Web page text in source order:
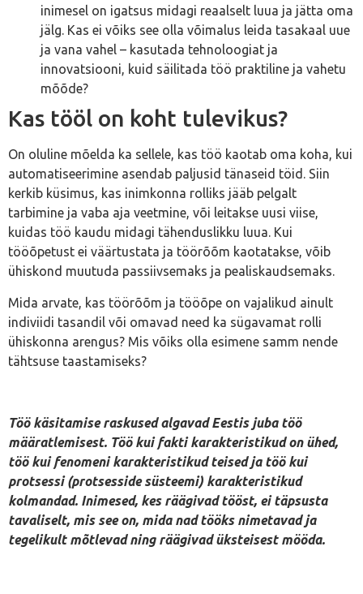
inimesel on igatsus midagi reaalselt luua ja jätta oma
jälg. Kas ei võiks see olla võimalus leida tasakaal uue
ja vana vahel – kasutada tehnoloogiat ja
innovatsiooni, kuid säilitada töö praktiline ja vahetu
mõõde?
Kas tööl on koht tulevikus?
On oluline mõelda ka sellele, kas töö kaotab oma koha, kui
automatiseerimine asendab paljusid tänaseid töid. Siin
kerkib küsimus, kas inimkonna rolliks jääb pelgalt
tarbimine ja vaba aja veetmine, või leitakse uusi viise,
kuidas töö kaudu midagi tähenduslikku luua. Kui
tööõpetust ei väärtustata ja töörõõm kaotatakse, võib
ühiskond muutuda passiivsemaks ja pealiskaudsemaks.
Mida arvate, kas töörõõm ja tööõpe on vajalikud ainult
indiviidi tasandil või omavad need ka sügavamat rolli
ühiskonna arengus? Mis võiks olla esimene samm nende
tähtsuse taastamiseks?
Töö käsitamise raskused algavad Eestis juba töö
määratlemisest. Töö kui fakti karakteristikud on ühed,
töö kui fenomeni karakteristikud teised ja töö kui
protsessi (protsesside süsteemi) karakteristikud
kolmandad. Inimesed, kes räägivad tööst, ei täpsusta
tavaliselt, mis see on, mida nad tööks nimetavad ja
tegelikult mõtlevad ning räägivad üksteisest mööda.